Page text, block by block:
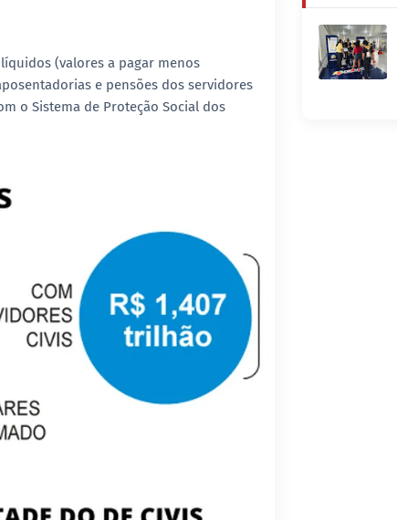
(valores a pagar menos
e pensões dos servidores
o Sistema de Proteção Social dos